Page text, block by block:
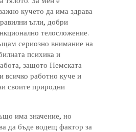
кучето да има здрава
ъгли, добри
телосложение.
сериозно внимание на
психика и
защото Немската
всичко работно куче и
своите природни
има значение, но
да бъде водещ фактор за